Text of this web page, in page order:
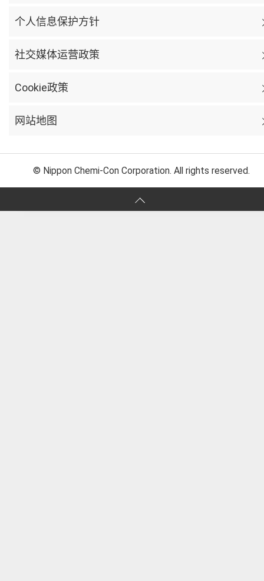
个人信息保护方针
社交媒体运营政策
Cookie政策
网站地图
© Nippon Chemi-Con Corporation. All rights reserved.